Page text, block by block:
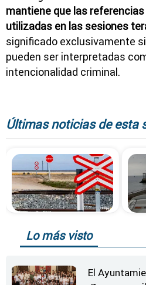
mantiene que las
utilizadas en las sesiones
significado exclusivamente
pueden ser interpretadas
intencionalidad criminal.
Últimas noticias de esta
Lo más visto
El